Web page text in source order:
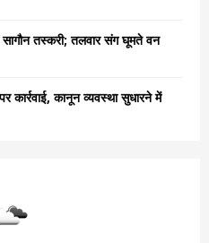
तस्करी; तलवार संग घूमते वन
कार्रवाई, कानून व्यवस्था सुधारने में